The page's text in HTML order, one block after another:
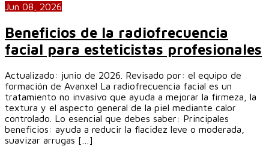
Jun 08, 2026
Beneficios de la radiofrecuencia
facial para esteticistas profesionales
Actualizado: junio de 2026. Revisado por: el equipo de
formación de Avanxel La radiofrecuencia facial es un
tratamiento no invasivo que ayuda a mejorar la firmeza, la
textura y el aspecto general de la piel mediante calor
controlado. Lo esencial que debes saber: Principales
beneficios: ayuda a reducir la flacidez leve o moderada,
suavizar arrugas […]